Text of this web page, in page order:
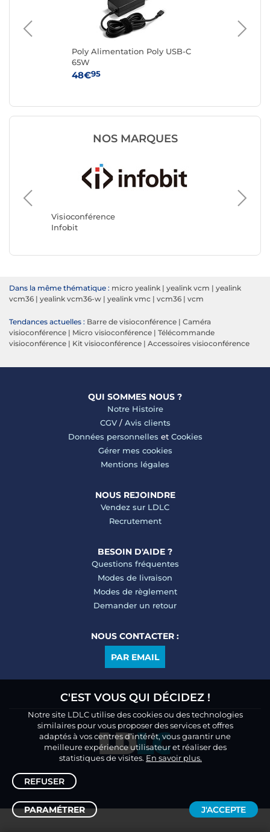
C'EST VOUS QUI DÉCIDEZ !
Notre site LDLC utilise des cookies ou des technologies
similaires pour vous proposer des services et offres
adaptés à vos centres d’intérêt, vous garantir une
meilleure expérience utilisateur et réaliser des
statistiques de visites. En savoir plus.
REFUSER
PARAMÉTRER J'ACCEPTE
Poly Alimentation Poly USB-C
65W
48€95
NOS MARQUES
Visioconférence
Infobit
Dans la même thématique : micro yealink | yealink vcm | yealink
vcm36 | yealink vcm36-w | yealink vmc | vcm36 | vcm
Tendances actuelles : Barre de visioconférence | Caméra
visioconférence | Micro visioconférence | Télécommande
visioconférence | Kit visioconférence | Accessoires visioconférence
QUI SOMMES NOUS ?
Notre Histoire
CGV/ Avis clients
Données personnelles et Cookies
Gérer mes cookies
Mentions légales
NOUS REJOINDRE
Vendez sur LDLC
Recrutement
BESOIN D'AIDE ?
Questions fréquentes
Modes de livraison
Modes de règlement
Demander un retour
NOUS CONTACTER :
PAR EMAIL